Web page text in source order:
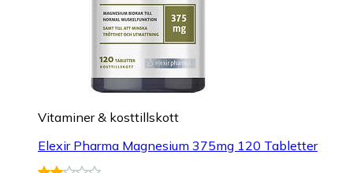
Vitaminer & kosttillskott
Elexir Pharma Magnesium 375mg 120 Tabletter